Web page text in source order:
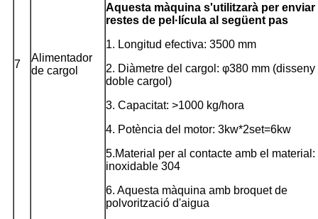
7
Alimentador
de cargol
Aquesta màquina s'utilitzarà per enviar
restes de pel·lícula al següent pas
1. Longitud efectiva: 3500 mm
2. Diàmetre del cargol: φ380 mm (disseny
doble cargol)
3. Capacitat: >1000 kg/hora
4. Potència del motor: 3kw*2set=6kw
5.Material per al contacte amb el material:
inoxidable 304
6. Aquesta màquina amb broquet de
polvorització d'aigua